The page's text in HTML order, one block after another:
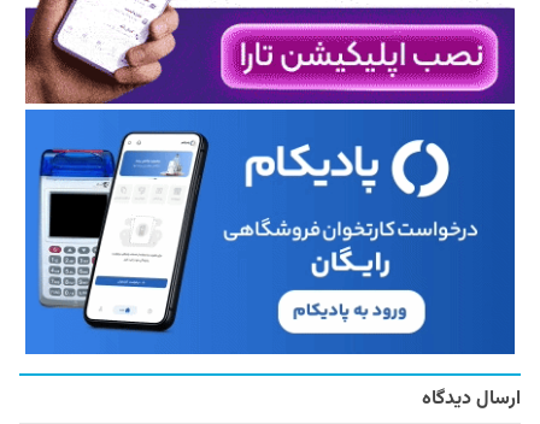
ارسال دیدگاه